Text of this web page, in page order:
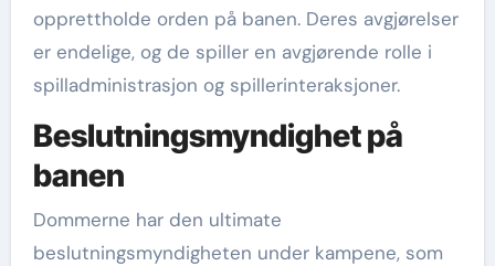
opprettholde orden på banen. Deres avgjørelser
er endelige, og de spiller en avgjørende rolle i
spilladministrasjon og spillerinteraksjoner.
Beslutningsmyndighet på
banen
Dommerne har den ultimate
beslutningsmyndigheten under kampene, som